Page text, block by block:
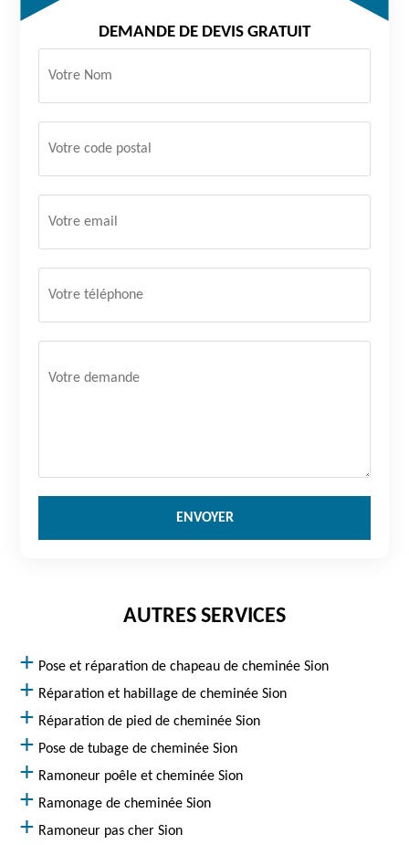
DEMANDE DE DEVIS GRATUIT
AUTRES SERVICES
Pose et réparation de chapeau de cheminée Sion
Réparation et habillage de cheminée Sion
Réparation de pied de cheminée Sion
Pose de tubage de cheminée Sion
Ramoneur poêle et cheminée Sion
Ramonage de cheminée Sion
Ramoneur pas cher Sion